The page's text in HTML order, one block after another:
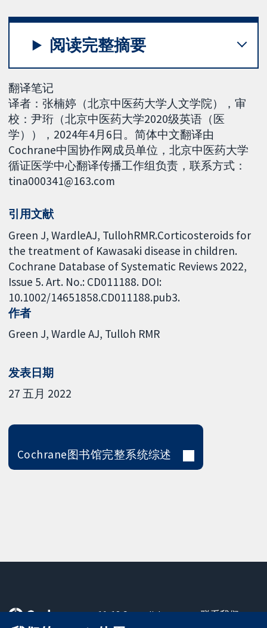
阅读完整摘要
翻译笔记
译者：张楠婷（北京中医药大学人文学院），审
校：尹珩（北京中医药大学2020级英语（医
学）），2024年4月6日。简体中文翻译由
Cochrane中国协作网成员单位，北京中医药大学
循证医学中心翻译传播工作组负责，联系方式：
tina000341@163.com
引用文献
Green J, WardleAJ, TullohRMR.Corticosteroids for
the treatment of Kawasaki disease in children.
Cochrane Database of Systematic Reviews 2022,
Issue 5. Art. No.: CD011188. DOI:
10.1002/14651858.CD011188.pub3.
作者
Green J Wardle AJ Tulloh RMR
发表日期
27 五月 2022
Cochrane图书馆完整系统综述
11-13 Cavendish
联系我们